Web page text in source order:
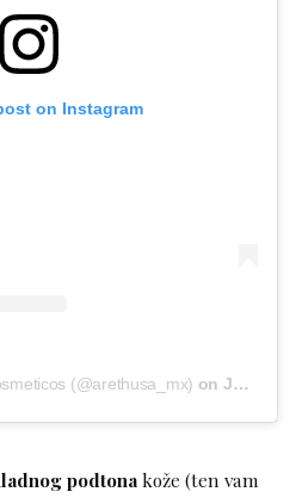
on Instagram
(@arethusa_mx) on Jun 30, 2020 at 11:13am PDT
podtonakože (ten vam